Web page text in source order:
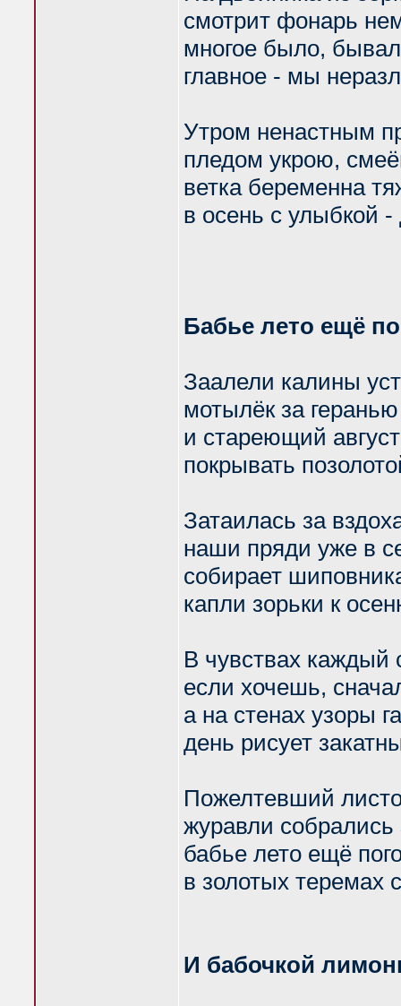
смотрит фонарь
многое было,
главное - мы
Утром ненастным
пледом укрою,
ветка беременна
в осень с улыбкой
Бабье лето ещё
Заалели калины
мотылёк за
и стареющий
покрывать
Затаилась за
наши пряди уже в
собирает
капли зорьки к
В чувствах каждый
если хочешь,
а на стенах узоры
день рисует
Пожелтевший
журавли собрались
бабье лето ещё
в золотых теремах
И бабочкой